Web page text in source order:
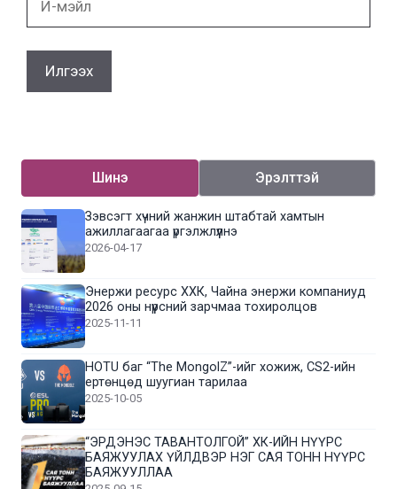
Шинэ Эрэлттэй
Зэвсэгт хүчний жанжин штабтай хамтын
ажиллагаагаа үргэлжлүүлнэ
2026-04-17
Энержи ресурс ХХК, Чайна энержи компаниуд
2026 оны нүүрсний зарчмаа тохиролцов
2025-11-11
HOTU баг “The MongolZ”-ийг хожиж, CS2-ийн
ертөнцөд шуугиан тарилаа
2025-10-05
“ЭРДЭНЭС ТАВАНТОЛГОЙ” ХК-ИЙН НҮҮРС
БАЯЖУУЛАХ ҮЙЛДВЭР НЭГ САЯ ТОНН НҮҮРС
БАЯЖУУЛЛАА